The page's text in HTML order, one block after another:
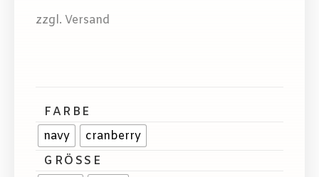
zzgl. Versand
FARBE
navy
cranberry
GRÖSSE